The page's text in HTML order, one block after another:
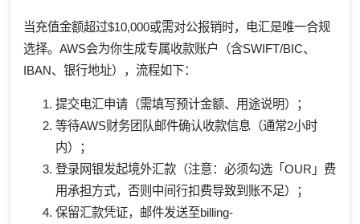
当充值金额超过$10,000或需对公报销时，电汇是唯一合规
选择。AWS会为你生成专属收款账户（含SWIFT/BIC、
IBAN、银行地址），流程如下：
提交电汇申请（需填写预计金额、用途说明）；
等待AWS财务团队邮件确认收款信息（通常2小时
内）；
登录网银发起境外汇款（注意：必须勾选「OUR」费
用承担方式，否则中间行扣费导致到账不足）；
保留汇款凭证，邮件发送至billing-